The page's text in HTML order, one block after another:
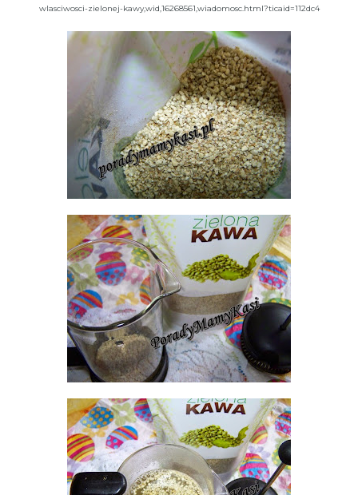
wlasciwosci-zielonej-kawy,wid,16268561,wiadomosc.html?ticaid=112dc4